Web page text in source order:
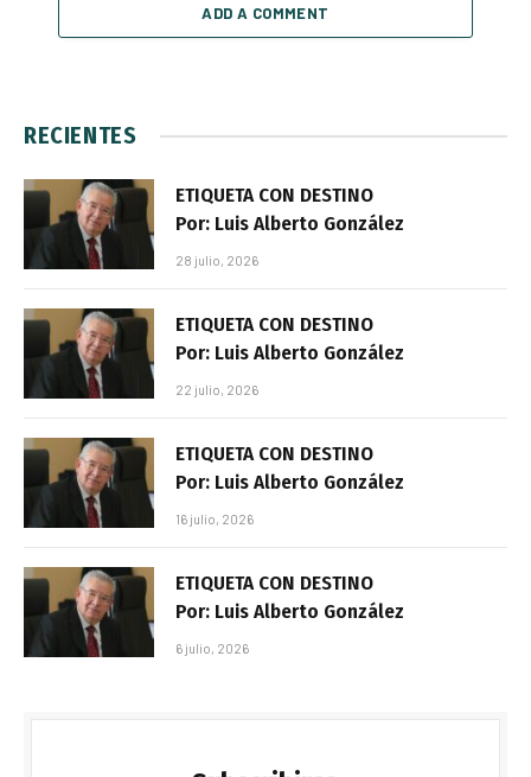
ADD A COMMENT
RECIENTES
ETIQUETA CON DESTINO
Por: Luis Alberto González
28 julio, 2026
ETIQUETA CON DESTINO
Por: Luis Alberto González
22 julio, 2026
ETIQUETA CON DESTINO
Por: Luis Alberto González
16 julio, 2026
ETIQUETA CON DESTINO
Por: Luis Alberto González
6 julio, 2026